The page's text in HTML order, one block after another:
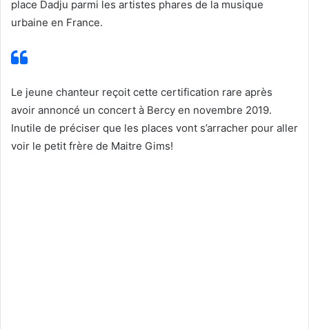
place Dadju parmi les artistes phares de la musique
urbaine en France.
Le jeune chanteur reçoit cette certification rare après
avoir annoncé un concert à Bercy en novembre 2019.
Inutile de préciser que les places vont s’arracher pour aller
voir le petit frère de Maitre Gims!